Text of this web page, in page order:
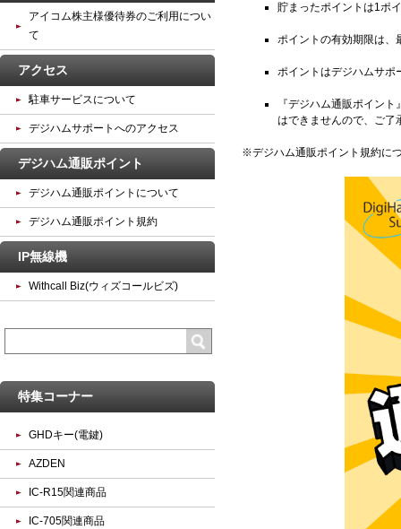
貯まったポイントは1ポ
ポイントの有効期限は、
ポイントはデジハムサポ
『デジハム通販ポイン
はできませんので、ご了
※デジハム通販ポイント規約に
アイコム株主様優待券のご利用につい
て
アクセス
駐車サービスについて
デジハムサポートへのアクセス
デジハム通販ポイント
デジハム通販ポイントについて
デジハム通販ポイント規約
IP無線機
Withcall Biz(ウィズコールビズ)
特集コーナー
GHDキー(電鍵)
AZDEN
IC-R15関連商品
IC-705関連商品